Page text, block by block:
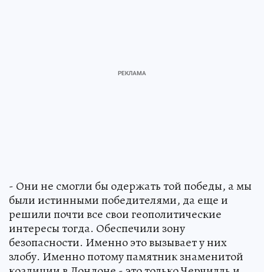
- Они не смогли бы одержать той победы, а мы
были истинными победителями, да еще и
решили почти все свои геополитические
интересы тогда. Обеспечили зону
безопасности. Именно это вызывает у них
злобу. Именно потому памятник знаменитой